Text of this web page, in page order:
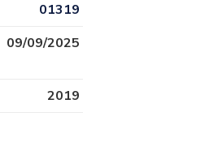
01319
09/09/2025
2019